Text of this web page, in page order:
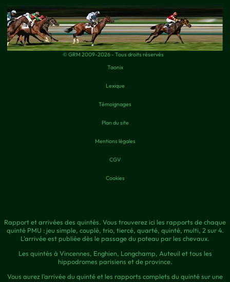
© GRM 2009-2026 - Tous droits réservés
Taonix
Lexique
Témoignages
Plan du site
Mentions légales
CGV
Cookies
Rapport et arrivées des quintés. Vous trouverez ici les rapports de chaque
quinté PMU : jeu simple, couplé, trio, tiercé, quarté, quinté, multi, 2 sur 4.
L'arrivée est publiée dès le passage du poteau par les chevaux.
Les quintés à Vincennes, Enghien, Longchamp, Auteuil et tous les
hippodromes parisiens et de province.
Vous aurez l'arrivée du quinté et les rapports complets du quinté sur une